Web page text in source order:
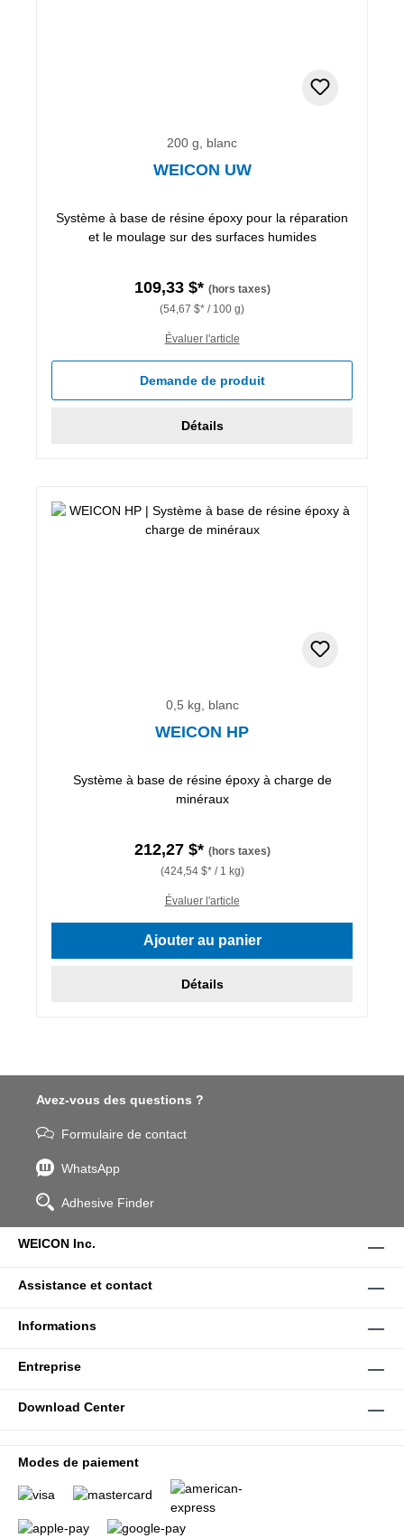
200 g, blanc
WEICON UW
Système à base de résine époxy pour la réparation
et le moulage sur des surfaces humides
109,33 $* (hors taxes)
(54,67 $* / 100 g)
Évaluer l'article
Demande de produit
Détails
0,5 kg, blanc
WEICON HP
Système à base de résine époxy à charge de
minéraux
212,27 $* (hors taxes)
(424,54 $* / 1 kg)
Évaluer l'article
Ajouter au panier
Détails
Avez-vous des questions ?
Formulaire de contact
WhatsApp
Adhesive Finder
WEICON Inc.
Assistance et contact
Informations
Entreprise
Download Center
Modes de paiement